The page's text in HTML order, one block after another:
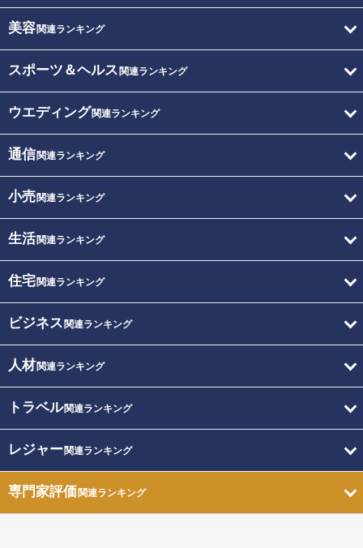
美容関連ランキング
スポーツ＆ヘルス 関連ランキング
ウエディング関連ランキング
通信関連ランキング
小売関連ランキング
生活関連ランキング
住宅関連ランキング
ビジネス 関連ランキング
人材関連ランキング
トラベル関連ランキング
レジャー関連ランキング
専門家評価関連ランキング